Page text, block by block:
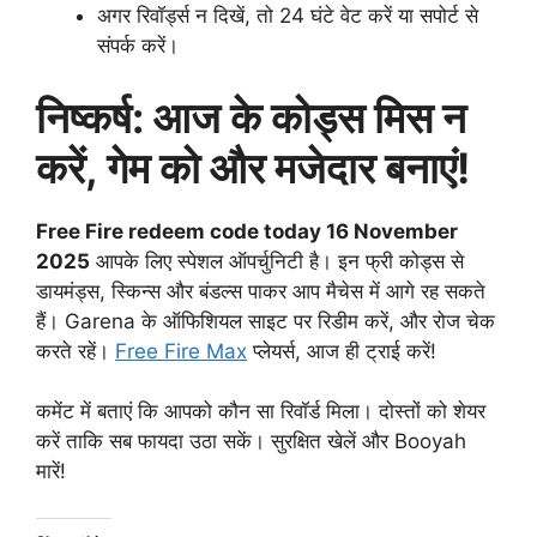
अगर रिवॉर्ड्स न दिखें, तो 24 घंटे वेट करें या सपोर्ट से
संपर्क करें।
निष्कर्ष: आज के कोड्स मिस न
करें, गेम को और मजेदार बनाएं!
Free Fire redeem code today 16 November
2025 आपके लिए स्पेशल ऑपर्चुनिटी है। इन फ्री कोड्स से
डायमंड्स, स्किन्स और बंडल्स पाकर आप मैचेस में आगे रह सकते
हैं। Garena के ऑफिशियल साइट पर रिडीम करें, और रोज चेक
करते रहें। Free Fire Max प्लेयर्स, आज ही ट्राई करें!
कमेंट में बताएं कि आपको कौन सा रिवॉर्ड मिला। दोस्तों को शेयर
करें ताकि सब फायदा उठा सकें। सुरक्षित खेलें और Booyah
मारें!